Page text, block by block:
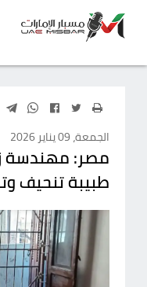
الجمعة، 09 يناير 2026
مصر: مهندسة
طبيبة تنحيف